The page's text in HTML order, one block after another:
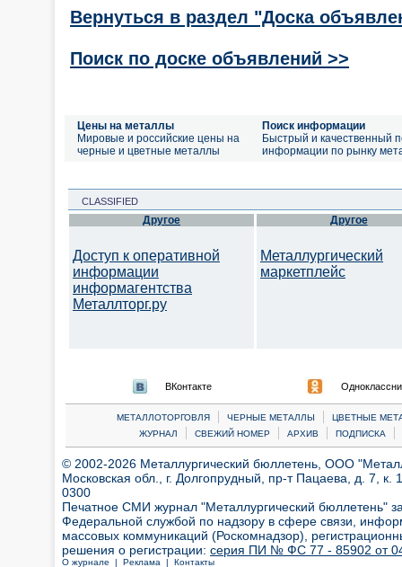
Вернуться в раздел "Доска
Поиск по доске объявлений >>
Цены на металлы
Мировые и российские цены на
черные и цветные металлы
Поиск информации
Быстрый и качественный
информации по рынку
CLASSIFIED
Другое
Доступ к оперативной
информации
информагентства
Металлторг.ру
Другое
Металлургический
маркетплейс
ВКонтакте
МЕТАЛЛОТОРГОВЛЯ | ЧЕРНЫЕ МЕТАЛЛЫ |
ЦВЕТНЫЕ
ЖУРНАЛ
| СВЕЖИЙ НОМЕР | АРХИВ | ПОДПИСКА |
© 2002-2026 Металлургический бюллетень, ООО
Московская обл., г. Долгопрудный, пр-т Пацаева, д. 7,
0300
Печатное СМИ журнал "Металлургический бюллетень"
Федеральной службой по надзору в сфере связи,
массовых коммуникаций (Роскомнадзор),
решения о регистрации: серия ПИ № ФС 77 - 85902 от 04
О журнале | Реклама | Контакты